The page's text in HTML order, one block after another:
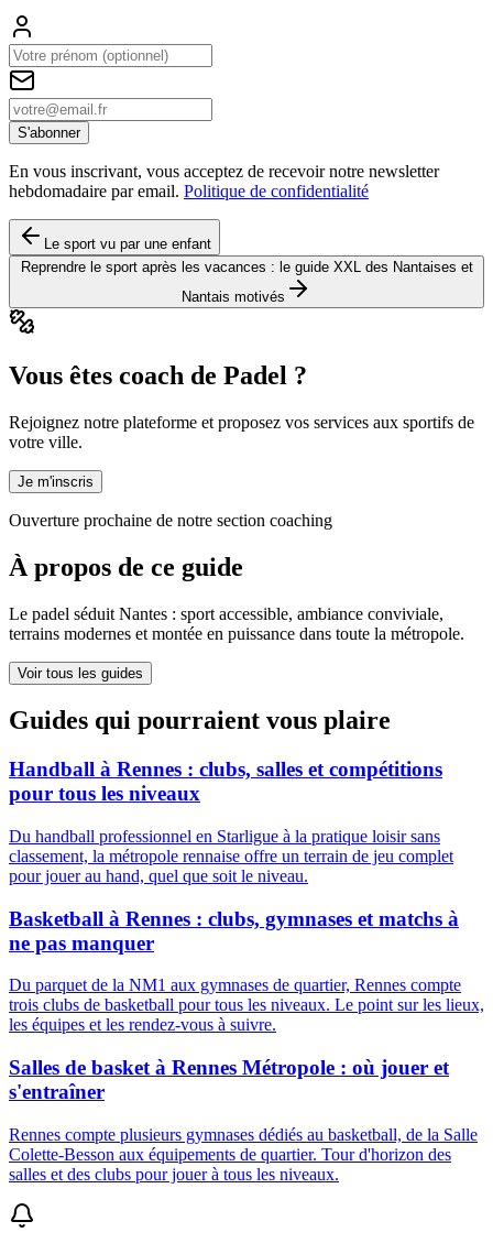
S'abonner
En vous inscrivant, vous acceptez de recevoir notre newsletter
hebdomadaire par email. Politique de confidentialité
Le sport vu par une enfant
Reprendre le sport après les vacances : le guide XXL des Nantaises et
Nantais motivés
Vous êtes coach de Padel ?
Rejoignez notre plateforme et proposez vos services aux sportifs de
votre ville.
Je m'inscris
Ouverture prochaine de notre section coaching
À propos de ce guide
Le padel séduit Nantes : sport accessible, ambiance conviviale,
terrains modernes et montée en puissance dans toute la métropole.
Voir tous les guides
Guides qui pourraient vous plaire
Handball à Rennes : clubs, salles et compétitions
pour tous les niveaux
Du handball professionnel en Starligue à la pratique loisir sans
classement, la métropole rennaise offre un terrain de jeu complet
pour jouer au hand, quel que soit le niveau.
Basketball à Rennes : clubs, gymnases et matchs à
ne pas manquer
Du parquet de la NM1 aux gymnases de quartier, Rennes compte
trois clubs de basketball pour tous les niveaux. Le point sur les lieux,
les équipes et les rendez-vous à suivre.
Salles de basket à Rennes Métropole : où jouer et
s'entraîner
Rennes compte plusieurs gymnases dédiés au basketball, de la Salle
Colette-Besson aux équipements de quartier. Tour d'horizon des
salles et des clubs pour jouer à tous les niveaux.